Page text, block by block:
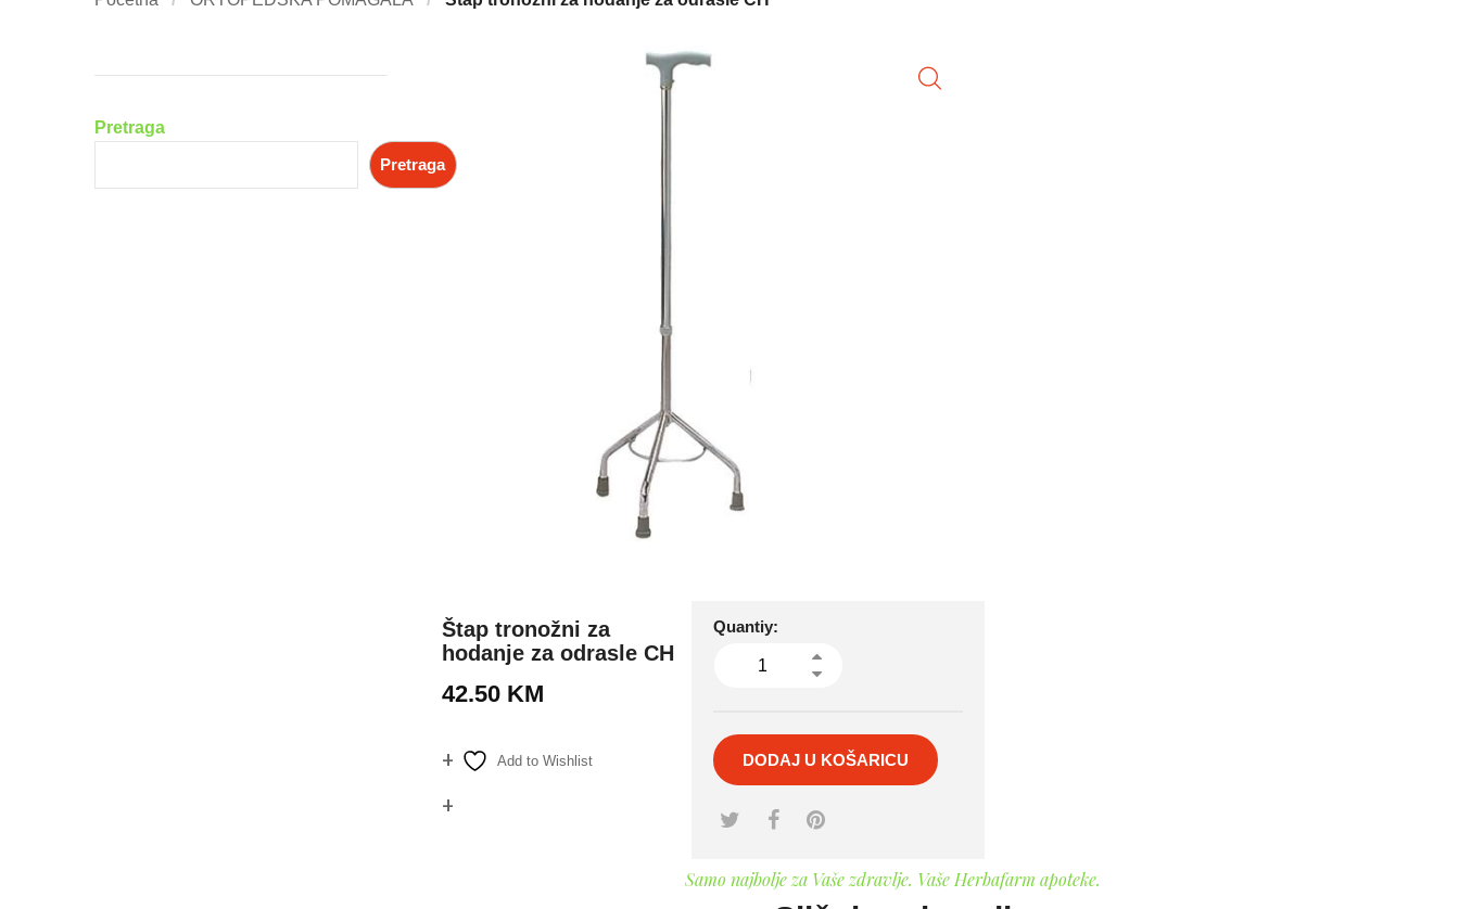
Štap tronožni za
hodanje za odrasle CH
42.50 KM
Quantiy:
DODAJ U KOŠARICU
Add to Wishlist
Samo najbolje za Vaše zdravlje. Vaše Herbafarm apoteke.
Pretraga
Pretraga